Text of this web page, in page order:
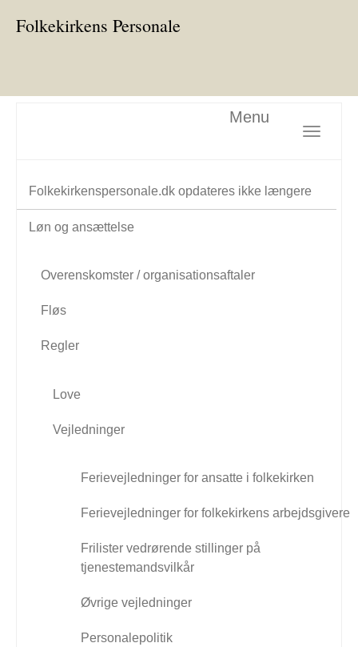
Folkekirkens Personale
Toggle
Menu
Folkekirkenspersonale.dk opdateres ikke længere
Løn og ansættelse
Overenskomster / organisationsaftaler
Fløs
Regler
Love
Vejledninger
Ferievejledninger for ansatte i folkekirken
Ferievejledninger for folkekirkens arbejdsgivere
Frilister vedrørende stillinger på
tjenestemandsvilkår
Øvrige vejledninger
Personalepolitik